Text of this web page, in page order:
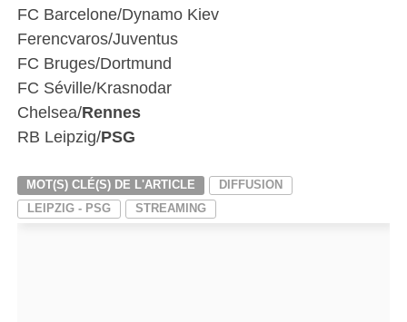
FC Barcelone/Dynamo Kiev
Ferencvaros/Juventus
FC Bruges/Dortmund
FC Séville/Krasnodar
Chelsea/Rennes
RB Leipzig/PSG
MOT(S) CLÉ(S) DE L'ARTICLE
DIFFUSION
LEIPZIG - PSG
STREAMING